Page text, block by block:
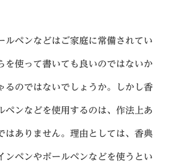
ルペンなどはご家庭に常備されてい
を使って書いても良いのではないか
るのではないでしょうか。しかし香
ペンなどを使用するのは、作法上あ
はありません。理由としては、香典
ンペンやボールペンなどを使うとい